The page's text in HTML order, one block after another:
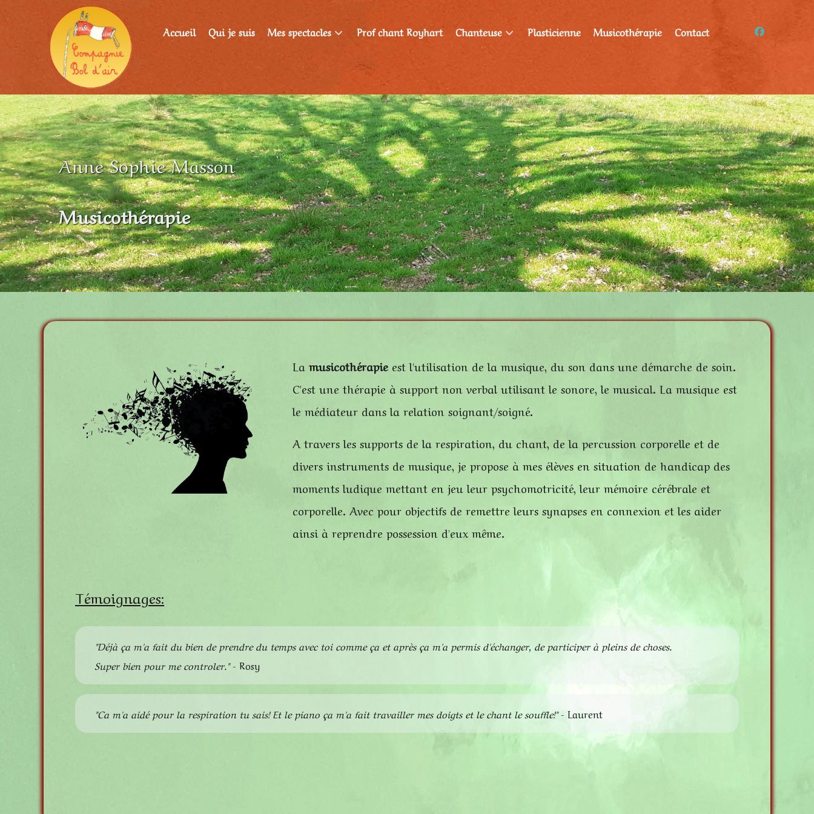
Accueil Qui je suis Mes spectacles Prof chant Royhart Chanteuse Plasticienne Musicothérapie Contact
Anne Sophie Masson
Musicothérapie
Lamusicothérapie est l'utilisation de la musique, du son dans une démarche de soin.
C'est une thérapie à support non verbal utilisant le sonore, le musical. La musique est
le médiateur dans la relation soignant/soigné.
A travers les supports de la respiration, du chant, de la percussion corporelle et de
divers instruments de musique, je propose à mes élèves en situation de handicap des
moments ludique mettant en jeu leur psychomotricité, leur mémoire cérébrale et
corporelle. Avec pour objectifs de remettre leurs synapses en connexion et les aider
ainsi à reprendre possession d'eux même.
Témoignages:
"Déjà ça m'a fait du bien de prendre du temps avec toi comme ça et après ça m'a permis d'échanger, de participer à pleins de choses.
Super bien pour me controler."- Rosy
"Ca m'a aidé pour la respiration tu sais! Et le piano ça m'a fait travailler mes doigts et le chant le souffle!"- Laurent